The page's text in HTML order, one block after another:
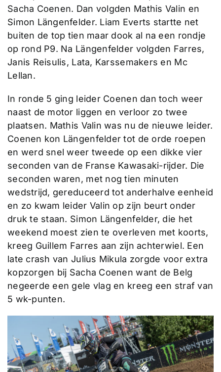
Sacha Coenen. Dan volgden Mathis Valin en
Simon Längenfelder. Liam Everts startte net
buiten de top tien maar dook al na een rondje
op rond P9. Na Längenfelder volgden Farres,
Janis Reisulis, Lata, Karssemakers en Mc
Lellan.
In ronde 5 ging leider Coenen dan toch weer
naast de motor liggen en verloor zo twee
plaatsen. Mathis Valin was nu de nieuwe leider.
Coenen kon Längenfelder tot de orde roepen
en werd snel weer tweede op een dikke vier
seconden van de Franse Kawasaki-rijder. Die
seconden waren, met nog tien minuten
wedstrijd, gereduceerd tot anderhalve eenheid
en zo kwam leider Valin op zijn beurt onder
druk te staan. Simon Längenfelder, die het
weekend moest zien te overleven met koorts,
kreeg Guillem Farres aan zijn achterwiel. Een
late crash van Julius Mikula zorgde voor extra
kopzorgen bij Sacha Coenen want de Belg
negeerde een gele vlag en kreeg een straf van
5 wk-punten.